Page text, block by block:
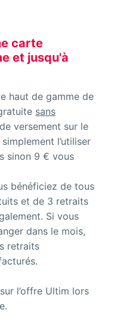
carte
et jusqu'à
haut de gamme de
sans
versement sur le
l’utiliser
sinon 9 € vous
bénéficiez de tous
et de 3 retraits
Si vous
dans le mois,
retraits
l’offre Ultim lors